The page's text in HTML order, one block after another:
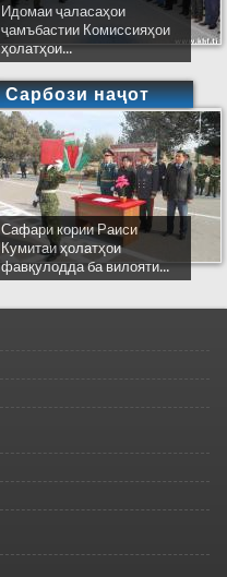
Идомаи ҷаласаҳои
ҷамъбастии Комиссияҳои
ҳолатҳои...
Сарбози наҷот
Сафари кории Раиси
Кумитаи ҳолатҳои
фавқулодда ба вилояти...